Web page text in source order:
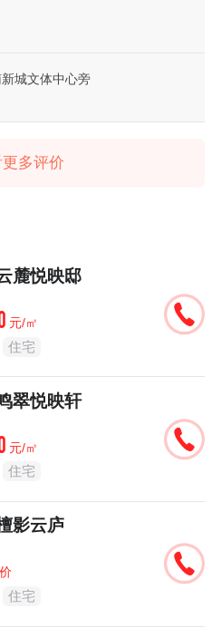
城文体中心旁
多评价
麓悦映邸
元/㎡
住宅
翠悦映轩
元/㎡
住宅
影云庐
住宅